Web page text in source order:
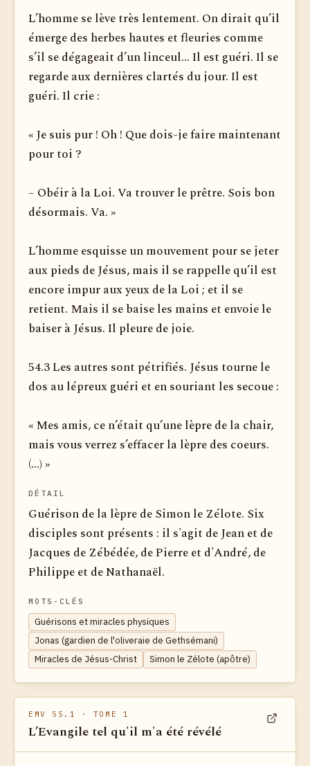
L’homme se lève très lentement. On dirait qu’il
émerge des herbes hautes et fleuries comme
s’il se dégageait d’un linceul... Il est guéri. Il se
regarde aux dernières clartés du jour. Il est
guéri. Il crie :
« Je suis pur ! Oh ! Que dois-je faire maintenant
pour toi ?
– Obéir à la Loi. Va trouver le prêtre. Sois bon
désormais. Va. »
L’homme esquisse un mouvement pour se jeter
aux pieds de Jésus, mais il se rappelle qu’il est
encore impur aux yeux de la Loi ; et il se
retient. Mais il se baise les mains et envoie le
baiser à Jésus. Il pleure de joie.
54.3 Les autres sont pétrifiés. Jésus tourne le
dos au lépreux guéri et en souriant les secoue :
« Mes amis, ce n’était qu’une lèpre de la chair,
mais vous verrez s’effacer la lèpre des coeurs.
(...) »
DÉTAIL
Guérison de la lèpre de Simon le Zélote. Six
disciples sont présents : il s'agit de Jean et de
Jacques de Zébédée, de Pierre et d'André, de
Philippe et de Nathanaël.
MOTS-CLÉS
Guérisons et miracles physiques
Jonas (gardien de l'oliveraie de Gethsémani)
Miracles de Jésus-Christ
Simon le Zélote (apôtre)
EMV 55.1 · TOME 1
L’Evangile tel qu'il m'a été révélé